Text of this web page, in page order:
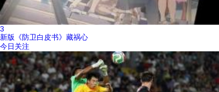
3
新版《防卫白皮书》藏祸心
今日关注